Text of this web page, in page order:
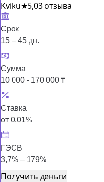
Kviku★5,03 отзыва
Срок
15 – 45 дн.
Сумма
10 000 - 170 000 ₸
Ставка
от 0,01%
ГЭСВ
3,7% – 179%
Получить деньги